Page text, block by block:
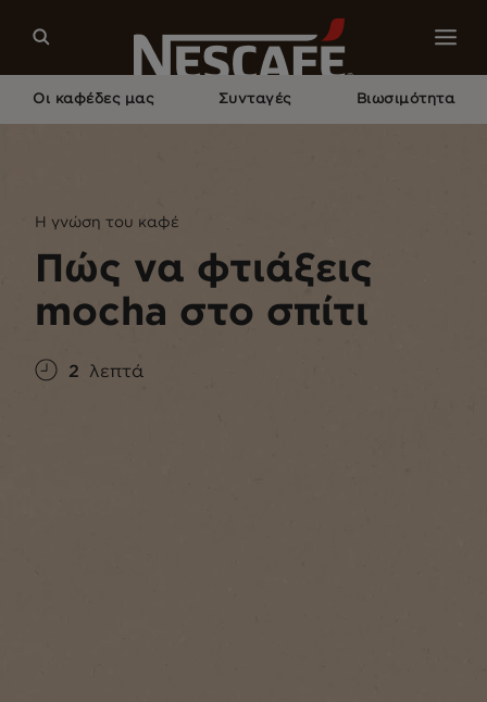
Οι καφέδες μας Συνταγές Βιωσιμότητα
Η γνώση του καφέ
Πώς να φτιάξεις
mocha στο σπίτι
2 λεπτά